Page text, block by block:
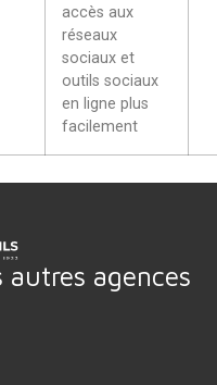
accès aux
réseaux
sociaux et
outils sociaux
en ligne plus
facilement
autres agences